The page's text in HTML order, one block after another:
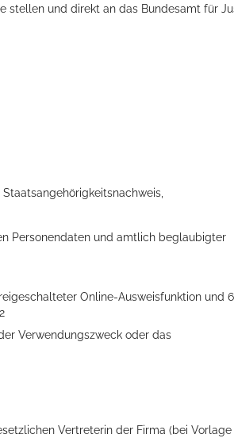
stellen und direkt an das Bundesamt für
Personendaten und amtlich beglaubigter
Online-Ausweisfunktion und
Verwendungszweck oder das
Vertreterin der Firma (bei Vorlage